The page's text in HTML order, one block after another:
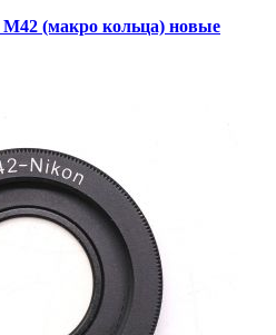
(макро кольца) новые